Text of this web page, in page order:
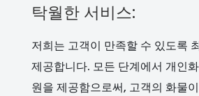
탁월한 서비스:
저희는 고객이 만족할 수 있도록
제공합니다. 모든 단계에서 개인
원을 제공함으로써, 고객의 화물